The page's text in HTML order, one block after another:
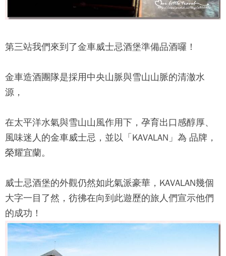
第三站我們來到了金車威士忌酒堡準備品酒囉！
金車造酒團隊是採用中央山脈與雪山山脈的清澈水
源，
在太平洋水氣與雪山山風作用下，孕育出口感醇厚、
風味迷人的金車威士忌，並以「KAVALAN」為 品牌，
榮耀宜蘭。
威士忌酒堡的外觀仍然如此氣派豪華，KAVALAN幾個
大字一目了然，彷彿在向到此遊歷的旅人們宣示他們
的成功！